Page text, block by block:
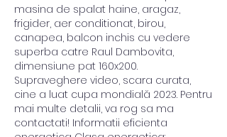
masina de spalat haine, aragaz,
frigider, aer conditionat, birou,
canapea, balcon inchis cu vedere
superba catre Raul Dambovita,
dimensiune pat 160x200.
Supraveghere video, scara curata,
cine a luat cupa mondială 2023. Pentru
mai multe detalii, va rog sa ma
contactati! Informatii eficienta